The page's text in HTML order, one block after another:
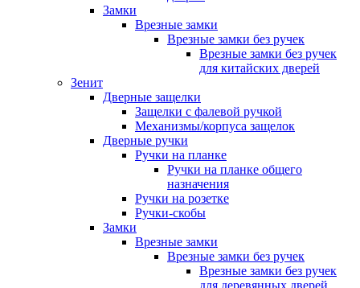
Замки
Врезные замки
Врезные замки без ручек
Врезные замки без ручек
для китайских дверей
Зенит
Дверные защелки
Защелки с фалевой ручкой
Механизмы/корпуса защелок
Дверные ручки
Ручки на планке
Ручки на планке общего
назначения
Ручки на розетке
Ручки-скобы
Замки
Врезные замки
Врезные замки без ручек
Врезные замки без ручек